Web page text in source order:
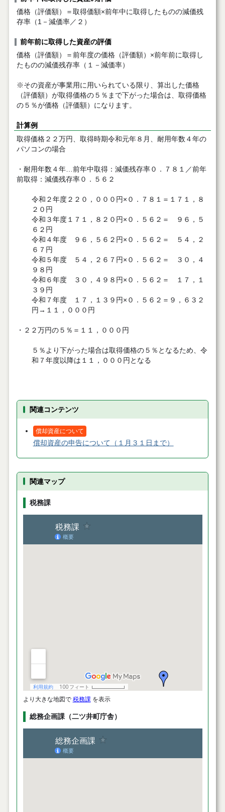
価格（評価額）＝取得価額×前年中に取得したものの減価残
存率（1－減価率／２）
前年前に取得した資産の評価
価格（評価額）＝前年度の価格（評価額）×前年前に取得し
たものの減価残存率（１－減価率）
※その資産が事業用に用いられている限り、算出した価格
（評価額）が取得価格の５％まで下がった場合は、取得価格
の５％が価格（評価額）になります。
計算例
取得価格２２万円、取得時期令和元年８月、耐用年数４年の
パソコンの場合
・耐用年数４年…前年中取得：減価残存率０．７８１／前年
前取得：減価残存率０．５６２
令和２年度２２０，０００円×０．７８１＝１７１，８
２０円
令和３年度１７１，８２０円×０．５６２＝ ９６，５
６２円
令和４年度 ９６，５６２円×０．５６２＝ ５４，２
６７円
令和５年度 ５４，２６７円×０．５６２＝ ３０，４
９８円
令和６年度 ３０，４９８円×０．５６２＝ １７，１
３９円
令和７年度 １７，１３９円×０．５６２＝９，６３２
円→１１，０００円
・２２万円の５％＝１１，０００円
５％より下がった場合は取得価格の５％となるため、 令
和７年度以降は１１，０００円となる
関連コンテンツ
償却資産について
償却資産の申告について（１月３１日まで）
関連マップ
税務課
より大きな地図で 税務課を表示
総務企画課（二ツ井町庁舎）